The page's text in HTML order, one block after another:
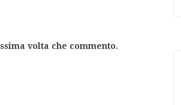
volta che commento.